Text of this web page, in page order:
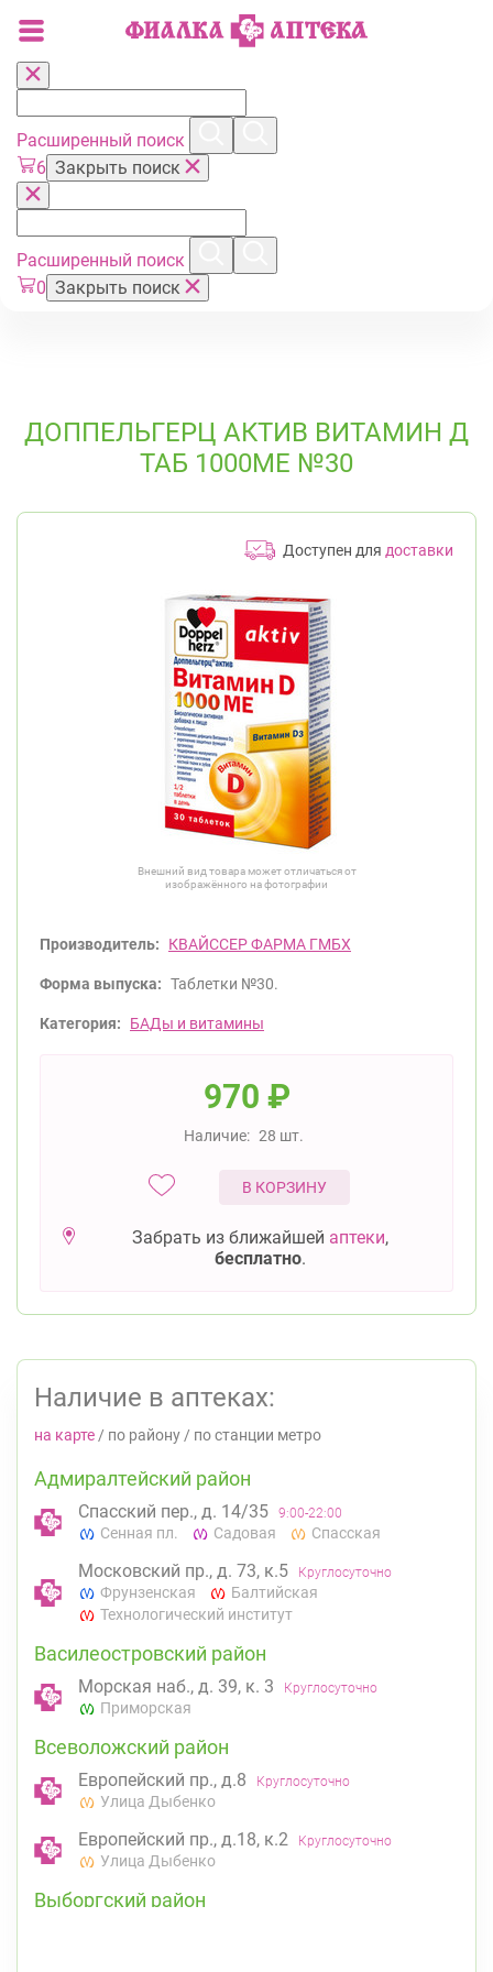
Расширенный поиск
6 Закрыть поиск
Расширенный поиск
0 Закрыть поиск
ДОППЕЛЬГЕРЦ АКТИВ ВИТАМИН Д
ТАБ 1000МЕ №30
Доступен для доставки
Внешний вид товара может отличаться от
изображённого на фотографии
Производитель: КВАЙССЕР ФАРМА ГМБХ
Форма выпуска: Таблетки №30.
Категория: БАДы и витамины
970 ₽
Наличие: 28 шт.
В КОРЗИНУ
Забрать из ближайшей аптеки,
бесплатно.
Наличие в аптеках:
на карте / по району / по станции метро
Адмиралтейский район
Спасский пер., д. 14/35 9:00-22:00
Сенная пл. Садовая Спасская
Московский пр., д. 73, к.5 Круглосуточно
Фрунзенская
Балтийская
Технологический институт
Василеостровский район
Морская наб., д. 39, к. 3 Круглосуточно
Приморская
Всеволожский район
Европейский пр., д.8 Круглосуточно
Улица Дыбенко
Европейский пр., д.18, к.2 Круглосуточно
Улица Дыбенко
Выборгский район